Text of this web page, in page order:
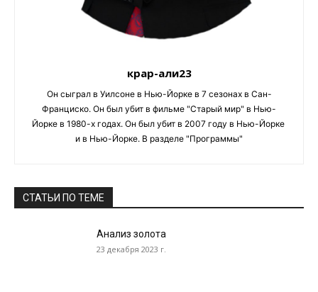
крар-али23
Он сыграл в Уилсоне в Нью-Йорке в 7 сезонах в Сан-
Франциско. Он был убит в фильме "Старый мир" в Нью-
Йорке в 1980-х годах. Он был убит в 2007 году в Нью-Йорке
и в Нью-Йорке. В разделе "Программы"
СТАТЬИ ПО ТЕМЕ
Анализ золота
23 декабря 2023 г.